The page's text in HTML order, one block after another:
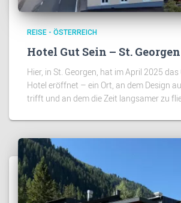
REISE - ÖSTERREICH
Hotel Gut Sein – St. Georgen
Hier, in St. Georgen, hat im April 2025 das
Hotel eröffnet – ein Ort, an dem Design
trifft und an dem die Zeit langsamer zu